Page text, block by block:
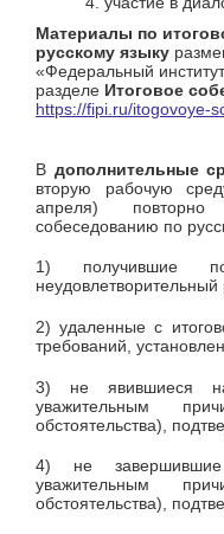
Материалы по
русскому языку
«Федеральный
разделе Итоговое
https://fipi.ru/itogovoye-
В дополнительные
вторую рабочую
апреля)
собеседованию по
1) получившие по
неудовлетворительный
2) удаленные с
требований,
3) не явившиеся
уважительным
обстоятельства),
4) не завершившие
уважительным
обстоятельства),